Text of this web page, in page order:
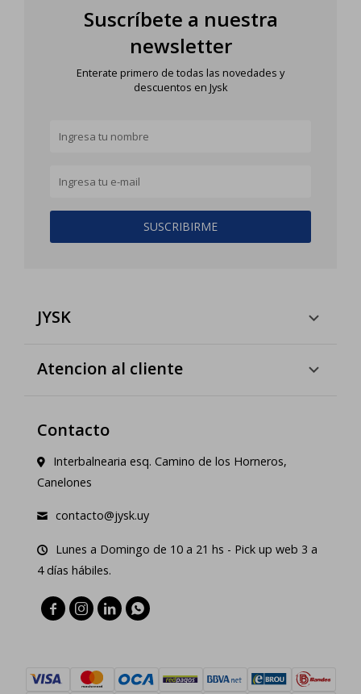
Suscríbete a nuestra
newsletter
Enterate primero de todas las novedades y
descuentos en Jysk
SUSCRIBIRME
JYSK
Atencion al cliente
Contacto
Interbalnearia esq. Camino de los Horneros,
Canelones
contacto@jysk.uy
Lunes a Domingo de 10 a 21 hs - Pick up web 3 a
4 días hábiles.
   